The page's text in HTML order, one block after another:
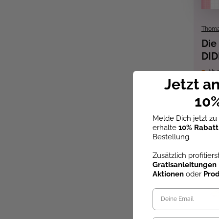
Ab
Jetzt
Melde Dich jetzt
erhalte 10% Rabatt
Bestellung.
Zusätzlich
Gratisanleitungen
Aktionen oder